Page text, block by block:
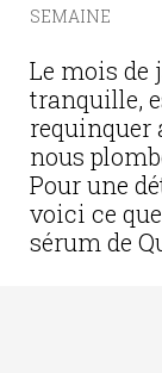
SEMAINE
Le mois de
tranquille,
requinquer
nous
Pour une
voici ce
sérum de